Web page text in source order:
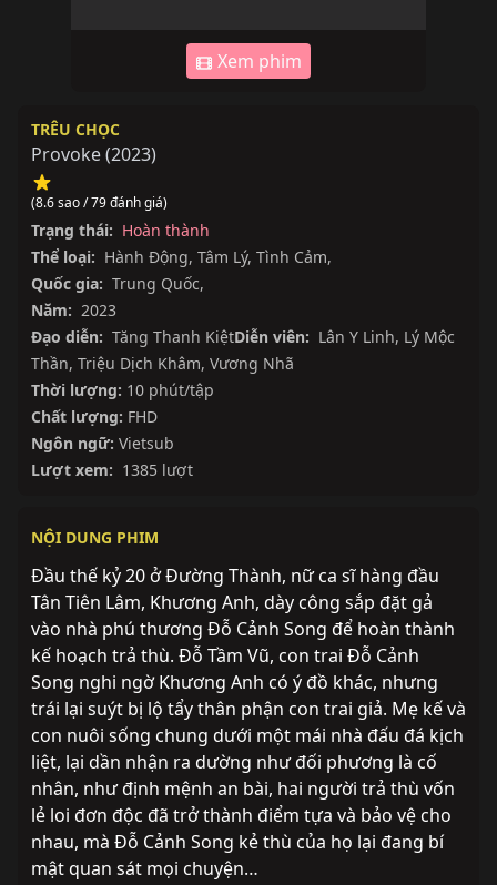
Xem phim
TRÊU CHỌC
Provoke(2023)
(8.6 sao / 79 đánh giá)
Trạng thái: Hoàn thành
Thể loại: Hành Động, Tâm Lý, Tình Cảm,
Quốc gia: Trung Quốc,
Năm: 2023
Đạo diễn: Tăng Thanh KiệtDiễn viên: Lân Y Linh, Lý Mộc
Thần, Triệu Dịch Khâm, Vương Nhã
Thời lượng: 10 phút/tập
Chất lượng: FHD
Ngôn ngữ: Vietsub
Lượt xem: 1385 lượt
NỘI DUNG PHIM
Đầu thế kỷ 20 ở Đường Thành, nữ ca sĩ hàng đầu
Tân Tiên Lâm, Khương Anh, dày công sắp đặt gả
vào nhà phú thương Đỗ Cảnh Song để hoàn thành
kế hoạch trả thù. Đỗ Tầm Vũ, con trai Đỗ Cảnh
Song nghi ngờ Khương Anh có ý đồ khác, nhưng
trái lại suýt bị lộ tẩy thân phận con trai giả. Mẹ kế và
con nuôi sống chung dưới một mái nhà đấu đá kịch
liệt, lại dần nhận ra dường như đối phương là cố
nhân, như định mệnh an bài, hai người trả thù vốn
lẻ loi đơn độc đã trở thành điểm tựa và bảo vệ cho
nhau, mà Đỗ Cảnh Song kẻ thù của họ lại đang bí
mật quan sát mọi chuyện…